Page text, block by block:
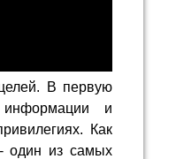
В первую
и
Как
один из самых